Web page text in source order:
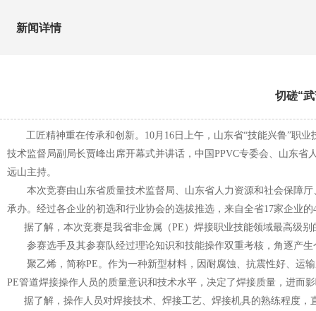
新闻详情
切磋“
工匠精神重在传承和创新。 10月16日上午，山东省“技能兴鲁”职
技术监督局副局长贾峰出席开幕式并讲话，中国PPVC专委会、山东
远山主持。
本次竞赛由山东省质量技术监督局、山东省人力资源和社会保障厅
承办。经过各企业的初选和行业协会的选拔推选，来自全省17家企业
据了解，本次竞赛是我省非金属（PE）焊接职业技能领域最高级
参赛选手及其参赛队经过理论知识和技能操作双重考核，角逐产生
聚乙烯，简称PE。作为一种新型材料，因耐腐蚀、抗震性好、运输
PE管道焊接操作人员的质量意识和技术水平，决定了焊接质量，进而
据了解，操作人员对焊接技术、焊接工艺、焊接机具的熟练程度，